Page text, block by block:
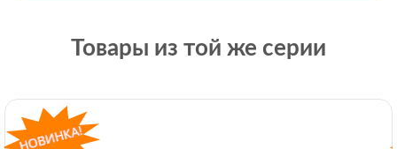
Товары из той же серии